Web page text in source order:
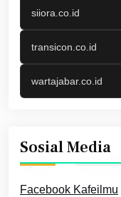
siiora.co.id
transicon.co.id
wartajabar.co.id
Sosial Media
Facebook Kafeilmu